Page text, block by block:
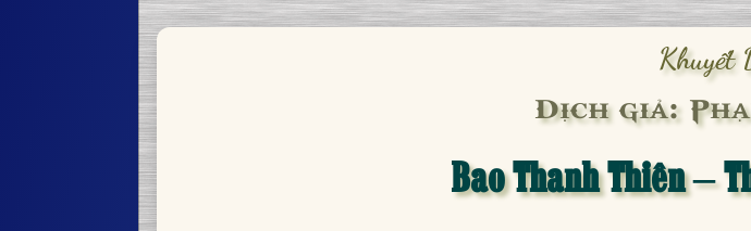
Khuyết
Dịch giả:
Bao Thanh Thiên –